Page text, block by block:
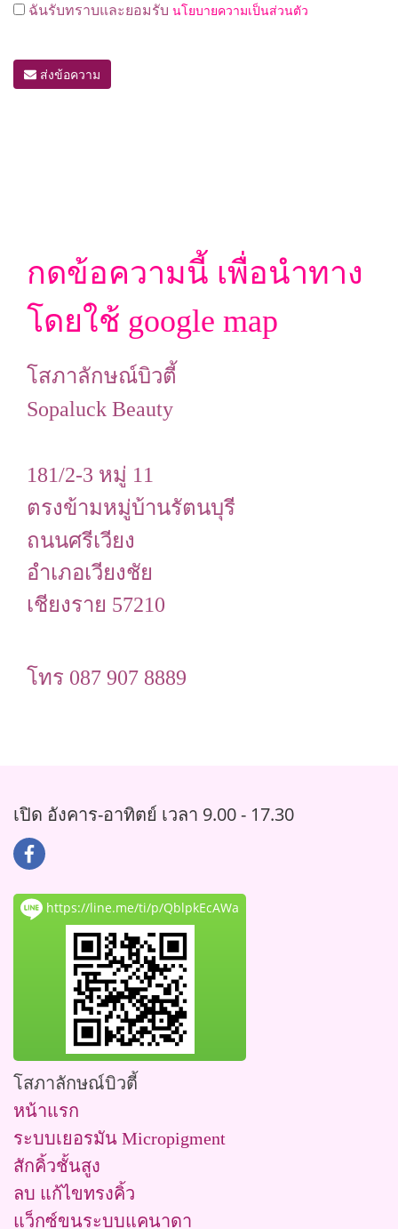
ฉันรับทราบและยอมรับ นโยบายความเป็นส่วนตัว
ส่งข้อความ
กดข้อความนี้ เพื่อนำทาง
โดยใช้ google map
โสภาลักษณ์บิวตี้
Sopaluck Beauty
181/2-3 หมู่ 11
ตรงข้ามหมู่บ้านรัตนบุรี
ถนนศรีเวียง
อำเภอเวียงชัย
เชียงราย 57210
โทร 087 907 8889
เปิด อังคาร-อาทิตย์ เวลา 9.00 - 17.30
https://line.me/ti/p/QblpkEcAWa
โสภาลักษณ์บิวตี้
หน้าแรก
ระบบเยอรมัน Micropigment
สักคิ้วชั้นสูง
ลบ แก้ไขทรงคิ้ว
แว็กซ์ขนระบบแคนาดา